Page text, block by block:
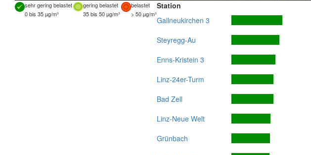
sehr gering belastet gering belastet
belastet
0 bis 35 µg/m³
35 bis 50 µg/m³ > 50 µg/m³
Station
Gallneukirchen 3
Steyregg-Au
Enns-Kristein 3
Linz-24er-Turm
Bad Zell
Linz-Neue Welt
Grünbach